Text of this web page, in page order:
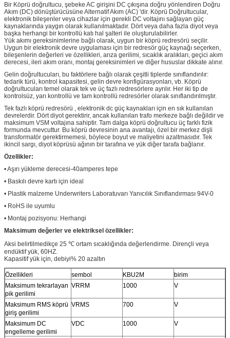
Bir Köprü doğrultucu, şebeke AC girişini DC çıkışına doğru yönlendiren Doğru
Akım (DC) dönüştürücüsüne Alternatif Akım (AC) 'dir. Köprü Doğrultucular,
elektronik bileşenler veya cihazlar için gerekli DC voltajını sağlayan güç
kaynaklarında yaygın olarak kullanılmaktadır. Dört veya daha fazla diyot veya
başka herhangi bir kontrollü katı hal şalteri ile oluşturulabilirler.
Yük akımı gereksinimlerine bağlı olarak, uygun bir köprü redresörü seçilir.
Uygun bir elektronik devre uygulaması için bir redresör güç kaynağı seçerken,
bileşenlerin değerleri ve özellikleri, arıza gerilimi, sıcaklık aralıkları, geçici akım
derecesi, ileri akım oranı, montaj gereksinimleri ve diğer hususlar dikkate alınır.
Gelin doğrultucuları, bu faktörlere bağlı olarak çeşitli tiplerde sınıflandırılır:
tedarik türü, kontrol kapasitesi, gelin devre konfigürasyonları, vb. Köprü
doğrultucuları temel olarak tek ve üç fazlı redresörlere ayrılır. Her iki tip de
kontrolsüz, yarı kontrollü ve tam kontrollü redresörler olarak sınıflandırılmıştır.
Tek fazlı köprü redresörü , elektronik dc güç kaynakları için en sık kullanılan
devrelerdir. Dört diyot gerektirir, ancak kullanılan trafo merkeze bağlı değildir ve
maksimum VSM voltajına sahiptir. Tam dalga köprü doğrultucu üç farklı fizik
formunda mevcuttur. Bu köprü devresinin ana avantajı, özel bir merkez dişli
transformatör gerektirmemesi, böylece boyut ve maliyetini azaltmasıdır. Tek
ikincil sargı, diyot köprüsü ağının bir tarafına ve yük diğer tarafa bağlanır.
Özellikler:
•Aşırı yükleme derecesi-40amperes tepe
• Baskılı devre kartı için ideal
• Plastik malzeme Underwriters Laboratuvarı Yanıcılık Sınıflandırması 94V-0
• RoHS ile uyumlu
• Montaj pozisyonu: Herhangi
Maksimum değerler ve elektriksel özellikler:
Aksi belirtilmedikçe 25 ℃ ortam sıcaklığında değerlendirme. Dirençli veya
endüktif yük, 60HZ.
Kapasitif yük için, debiyi% 20 azaltın
Özellikleri sembol KBU2M
birim
Maksimum tekrarlayan
pik gerilimi
VRRM 1000 V
Maksimum RMS köprü
giriş gerilimi
VRMS 700 V
Maksimum DC
engelleme gerilimi
VDC 1000 V